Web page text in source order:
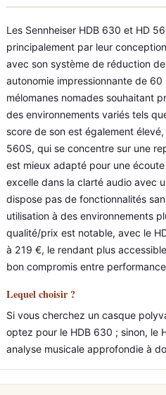
Les Sennheiser HDB 630 et HD
principalement par leur
avec son système de réduction
autonomie impressionnante de
mélomanes nomades souhaitant
des environnements variés tels
score de son est également
560S, qui se concentre sur une
est mieux adapté pour une
excelle dans la clarté audio avec
dispose pas de fonctionnalités
utilisation à des environnements
qualité/prix est notable, avec le
à 219 €, le rendant plus
bon compromis entre
Lequel choisir ?
Si vous cherchez un casque
optez pour le HDB 630 ; sinon, le
analyse musicale approfondie à